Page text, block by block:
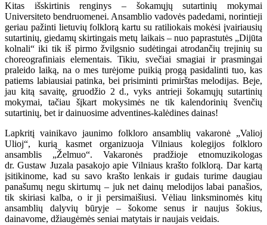
Kitas išskirtinis renginys – šokamųjų sutartinių mokymai
Universiteto bendruomenei. Ansamblio vadovės padedami, norintieji
geriau pažinti lietuvių folklorą kartu su ratiliokais mokėsi įvairiausių
sutartinių, giedamų skirtingais metų laikais – nuo paprastutės „Dijūta
kolnali“ iki tik iš pirmo žvilgsnio sudėtingai atrodančių trejinių su
choreografiniais elementais. Tikiu, svečiai smagiai ir prasmingai
praleido laiką, na o mes turėjome puikią progą pasidalinti tuo, kas
patiems labiausiai patinka, bei prisiminti primirštas melodijas. Beje,
jau kitą savaitę, gruodžio 2 d., vyks antrieji šokamųjų sutartinių
mokymai, tačiau šįkart mokysimės ne tik kalendorinių švenčių
sutartinių, bet ir dainuosime adventines-kalėdines dainas!
Lapkritį vainikavo jaunimo folkloro ansamblių vakaronė „Valioj
Ulioj“, kurią kasmet organizuoja Vilniaus kolegijos folkloro
ansamblis „Želmuo“. Vakaronės pradžioje etnomuzikologas
dr. Gustaw Juzala pasakojo apie Vilniaus krašto folklorą. Dar kartą
įsitikinome, kad su savo krašto lenkais ir gudais turime daugiau
panašumų negu skirtumų – juk net dainų melodijos labai panašios,
tik skiriasi kalba, o ir ji persimaišiusi. Vėliau linksminomės kitų
ansamblių dalyvių būryje – šokome senus ir naujus šokius,
dainavome, džiaugėmės seniai matytais ir naujais veidais.